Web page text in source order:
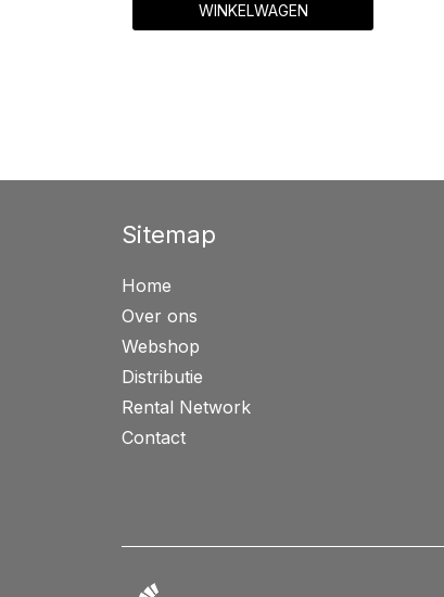
WINKELWAGEN
Sitemap
Home
Over ons
Webshop
Distributie
Rental Network
Contact